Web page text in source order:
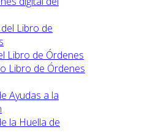
Libro de
Libro de Órdenes
Libro de Órdenes
Ayudas a la
la Huella de